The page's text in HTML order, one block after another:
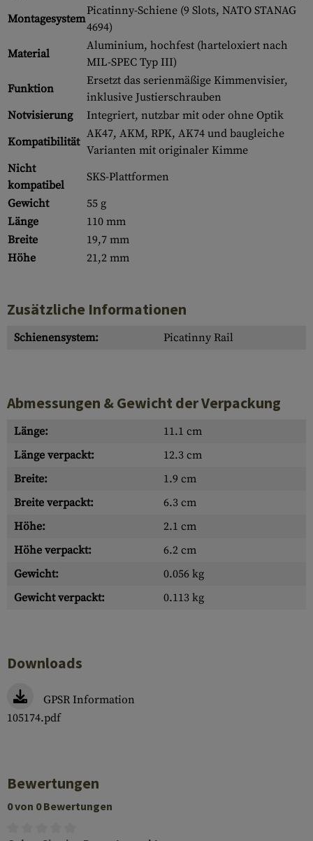
Montagesystem
Picatinny-Schiene (9 Slots, NATO STANAG
4694)
Material
Aluminium, hochfest (harteloxiert nach
MIL-SPEC Typ III)
Funktion
Ersetzt das serienmäßige Kimmenvisier,
inklusive Justierschrauben
Notvisierung
Integriert, nutzbar mit oder ohne Optik
Kompatibilität
AK47, AKM, RPK, AK74 und baugleiche
Varianten mit originaler Kimme
Nicht
kompatibel
SKS-Plattformen
Gewicht
55 g
Länge
110 mm
Breite
19,7 mm
Höhe
21,2 mm
Zusätzliche Informationen
Schienensystem: Picatinny Rail
Abmessungen & Gewicht der Verpackung
Länge:
11.1 cm
Länge verpackt:
12.3 cm
Breite:
1.9 cm
Breite verpackt:
6.3 cm
Höhe:
2.1 cm
Höhe verpackt:
6.2 cm
Gewicht:
0.056 kg
Gewicht verpackt:
0.113 kg
Downloads
GPSR Information
105174.pdf
Bewertungen
0 von 0 Bewertungen